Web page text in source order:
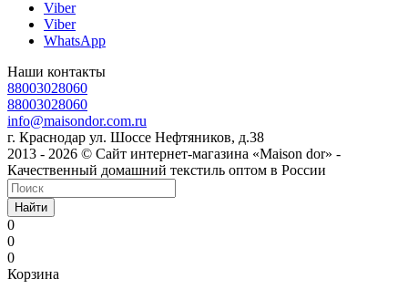
Viber
Viber
WhatsApp
Наши контакты
88003028060
88003028060
info@maisondor.com.ru
г. Краснодар ул. Шоссе Нефтяников, д.38
2013 - 2026 © Сайт интернет-магазина «Maison dor» -
Качественный домашний текстиль оптом в России
Найти
0
0
0
Корзина